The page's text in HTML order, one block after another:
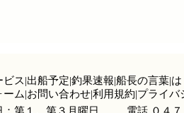
ビス|出船予定|釣果速報|船長の言葉|
ーム|お問い合わせ|利用規約|プライバ